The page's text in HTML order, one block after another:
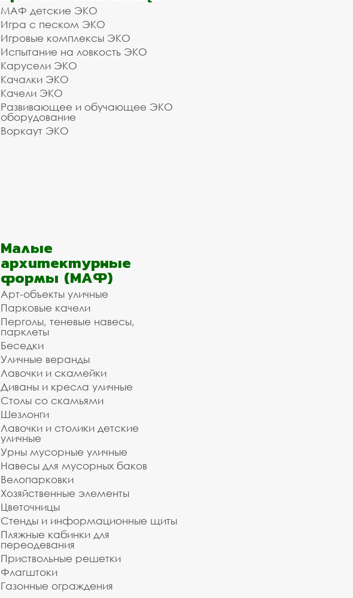
МАФ детские ЭКО
Игра с песком ЭКО
Игровые комплексы ЭКО
Испытание на ловкость ЭКО
Карусели ЭКО
Качалки ЭКО
Качели ЭКО
Развивающее и обучающее ЭКО
оборудование
Воркаут ЭКО
Малые
архитектурные
формы (МАФ)
Арт-объекты уличные
Парковые качели
Перголы, теневые навесы,
парклеты
Беседки
Уличные веранды
Лавочки и скамейки
Диваны и кресла уличные
Столы со скамьями
Шезлонги
Лавочки и столики детские
уличные
Урны мусорные уличные
Навесы для мусорных баков
Велопарковки
Хозяйственные элементы
Цветочницы
Стенды и информационные щиты
Пляжные кабинки для
переодевания
Приствольные решетки
Флагштоки
Газонные ограждения